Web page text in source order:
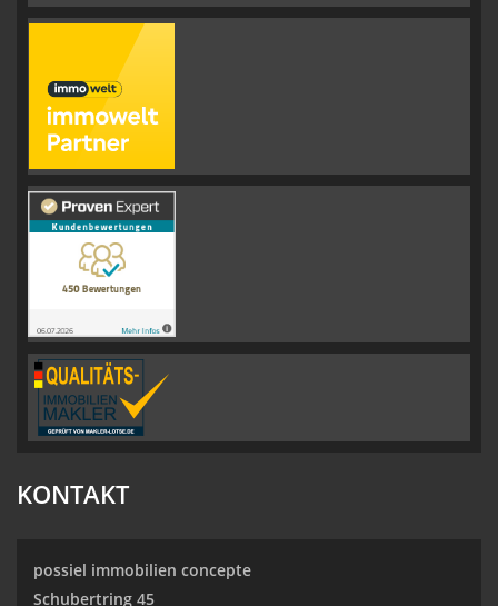
KONTAKT
possiel immobilien concepte
Schubertring 45